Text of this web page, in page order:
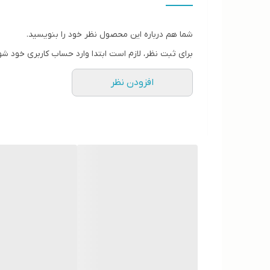
شما هم درباره این محصول نظر خود را بنویسید.
برای ثبت نظر، لازم است ابتدا وارد حساب کاربری خود
افزودن نظر